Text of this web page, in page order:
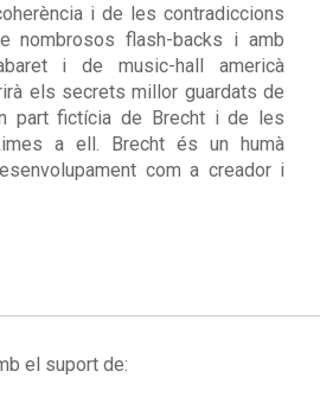
i de les contradiccions
nombrosos flash-backs i amb
i de music-hall americà
els secrets millor guardats de
part fictícia de Brecht i de les
a ell. Brecht és un humà
com a creador i
el suport de: